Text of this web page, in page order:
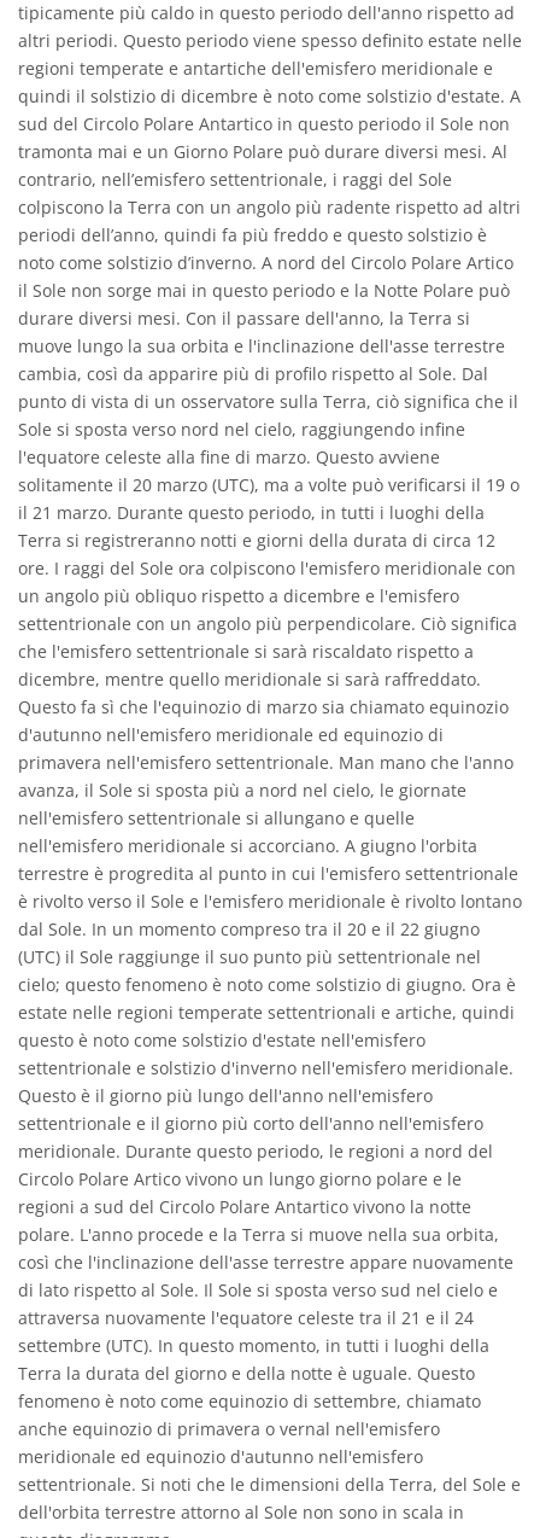
tipicamente più caldo in questo periodo dell'anno rispetto ad
altri periodi. Questo periodo viene spesso definito estate nelle
regioni temperate e antartiche dell'emisfero meridionale e
quindi il solstizio di dicembre è noto come solstizio d'estate. A
sud del Circolo Polare Antartico in questo periodo il Sole non
tramonta mai e un Giorno Polare può durare diversi mesi. Al
contrario, nell’emisfero settentrionale, i raggi del Sole
colpiscono la Terra con un angolo più radente rispetto ad altri
periodi dell’anno, quindi fa più freddo e questo solstizio è
noto come solstizio d’inverno. A nord del Circolo Polare Artico
il Sole non sorge mai in questo periodo e la Notte Polare può
durare diversi mesi. Con il passare dell'anno, la Terra si
muove lungo la sua orbita e l'inclinazione dell'asse terrestre
cambia, così da apparire più di profilo rispetto al Sole. Dal
punto di vista di un osservatore sulla Terra, ciò significa che il
Sole si sposta verso nord nel cielo, raggiungendo infine
l'equatore celeste alla fine di marzo. Questo avviene
solitamente il 20 marzo (UTC), ma a volte può verificarsi il 19 o
il 21 marzo. Durante questo periodo, in tutti i luoghi della
Terra si registreranno notti e giorni della durata di circa 12
ore. I raggi del Sole ora colpiscono l'emisfero meridionale con
un angolo più obliquo rispetto a dicembre e l'emisfero
settentrionale con un angolo più perpendicolare. Ciò significa
che l'emisfero settentrionale si sarà riscaldato rispetto a
dicembre, mentre quello meridionale si sarà raffreddato.
Questo fa sì che l'equinozio di marzo sia chiamato equinozio
d'autunno nell'emisfero meridionale ed equinozio di
primavera nell'emisfero settentrionale. Man mano che l'anno
avanza, il Sole si sposta più a nord nel cielo, le giornate
nell'emisfero settentrionale si allungano e quelle
nell'emisfero meridionale si accorciano. A giugno l'orbita
terrestre è progredita al punto in cui l'emisfero settentrionale
è rivolto verso il Sole e l'emisfero meridionale è rivolto lontano
dal Sole. In un momento compreso tra il 20 e il 22 giugno
(UTC) il Sole raggiunge il suo punto più settentrionale nel
cielo; questo fenomeno è noto come solstizio di giugno. Ora è
estate nelle regioni temperate settentrionali e artiche, quindi
questo è noto come solstizio d'estate nell'emisfero
settentrionale e solstizio d'inverno nell'emisfero meridionale.
Questo è il giorno più lungo dell'anno nell'emisfero
settentrionale e il giorno più corto dell'anno nell'emisfero
meridionale. Durante questo periodo, le regioni a nord del
Circolo Polare Artico vivono un lungo giorno polare e le
regioni a sud del Circolo Polare Antartico vivono la notte
polare. L'anno procede e la Terra si muove nella sua orbita,
così che l'inclinazione dell'asse terrestre appare nuovamente
di lato rispetto al Sole. Il Sole si sposta verso sud nel cielo e
attraversa nuovamente l'equatore celeste tra il 21 e il 24
settembre (UTC). In questo momento, in tutti i luoghi della
Terra la durata del giorno e della notte è uguale. Questo
fenomeno è noto come equinozio di settembre, chiamato
anche equinozio di primavera o vernal nell'emisfero
meridionale ed equinozio d'autunno nell'emisfero
settentrionale. Si noti che le dimensioni della Terra, del Sole e
dell'orbita terrestre attorno al Sole non sono in scala in